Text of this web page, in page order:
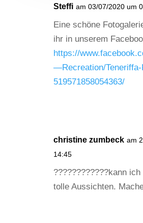
Steffi am 03/07/2020 um
Eine schöne
ihr in unserem
https://
—Recreation/
519571858054363/
christine zumbeck am
14:45
????????????kann
tolle Aussichten.